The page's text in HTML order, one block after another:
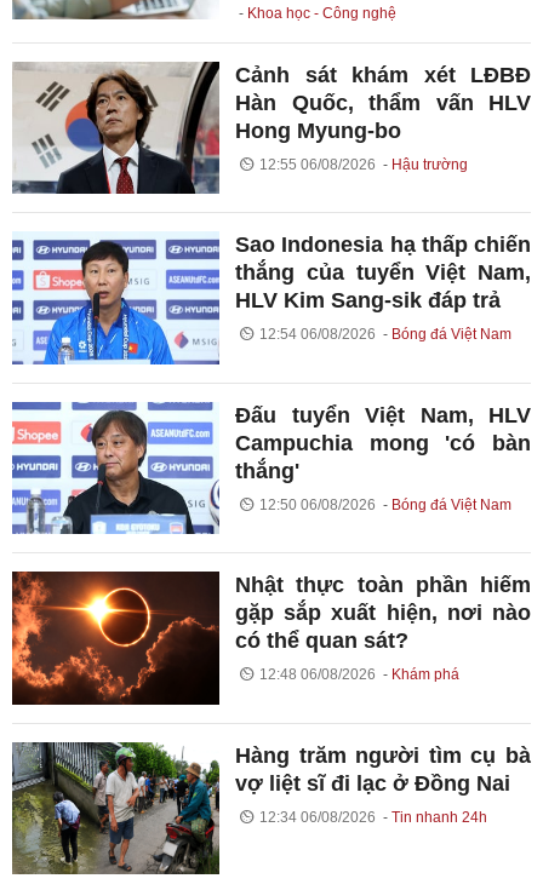
Khoa học - Công nghệ
Cảnh sát khám xét LĐBĐ
Hàn Quốc, thẩm vấn HLV
Hong Myung-bo
12:55 06/08/2026 Hậu trường
Sao Indonesia hạ thấp chiến
thắng của tuyển Việt Nam,
HLV Kim Sang-sik đáp trả
12:54 06/08/2026 Bóng đá Việt Nam
Đấu tuyển Việt Nam, HLV
Campuchia mong 'có bàn
thắng'
12:50 06/08/2026 Bóng đá Việt Nam
Nhật thực toàn phần hiếm
gặp sắp xuất hiện, nơi nào
có thể quan sát?
12:48 06/08/2026 Khám phá
Hàng trăm người tìm cụ bà
vợ liệt sĩ đi lạc ở Đồng Nai
12:34 06/08/2026 Tin nhanh 24h